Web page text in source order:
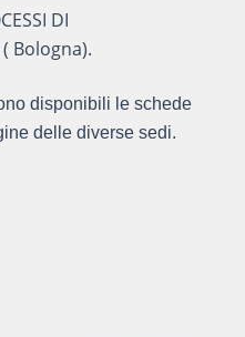
DI
( Bologna).
disponibili le schede
delle diverse sedi.